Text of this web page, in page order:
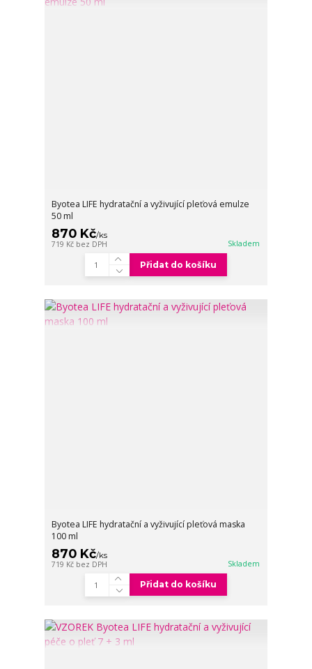
Byotea LIFE hydratační a vyživující pleťová emulze
50 ml
870 Kč/ks
719 Kč bez DPH Skladem
Přidat do košíku
Byotea LIFE hydratační a vyživující pleťová maska
100 ml
870 Kč/ks
719 Kč bez DPH Skladem
Přidat do košíku